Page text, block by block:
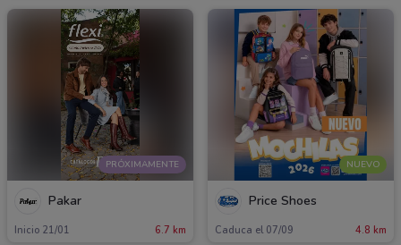
PRÓXIMAMENTE
Pakar
Inicio 21/01 6.7 km
NUEVO
Price Shoes
Caduca el 07/09 4.8 km